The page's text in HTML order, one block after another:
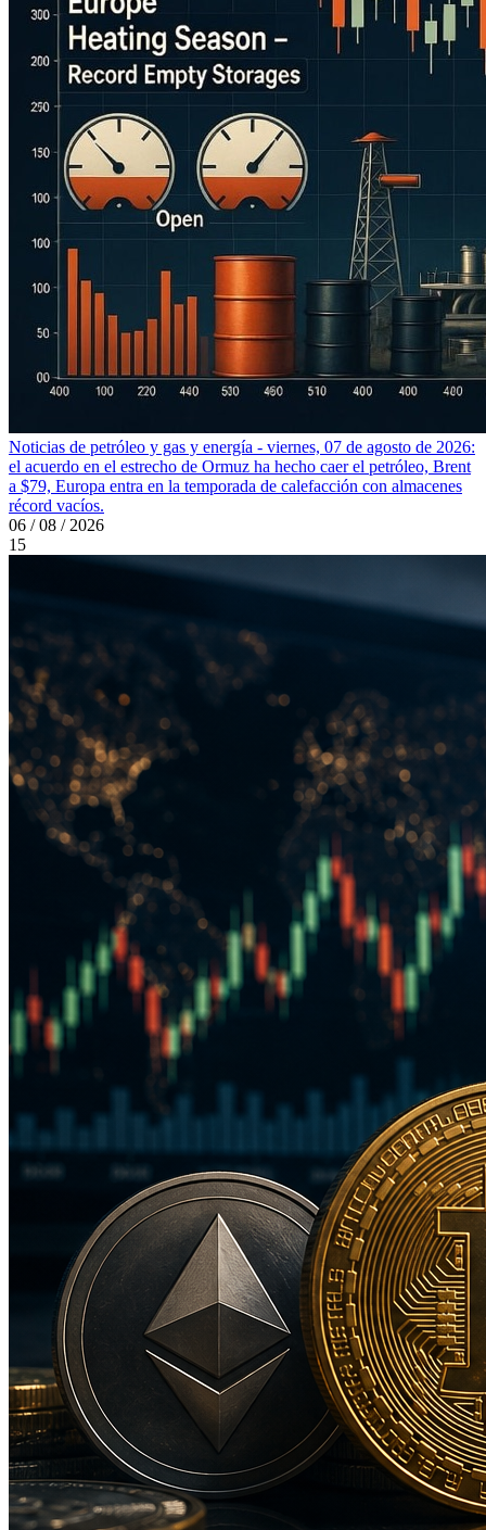
Noticias de petróleo y gas y energía - viernes, 07 de agosto de 2026:
el acuerdo en el estrecho de Ormuz ha hecho caer el petróleo, Brent
a $79, Europa entra en la temporada de calefacción con almacenes
récord vacíos.
06 / 08 / 2026
15